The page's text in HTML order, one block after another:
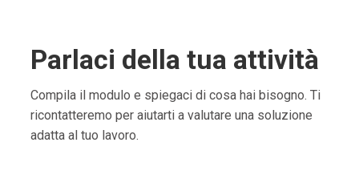
Parlaci della tua attività
Compila il modulo e spiegaci di cosa hai bisogno. Ti
ricontatteremo per aiutarti a valutare una soluzione
adatta al tuo lavoro.